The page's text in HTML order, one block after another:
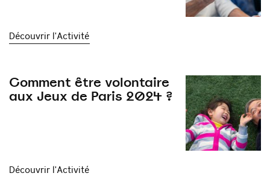
Découvrir l'Activité
Comment être volontaire
aux Jeux de Paris 2024 ?
Découvrir l'Activité